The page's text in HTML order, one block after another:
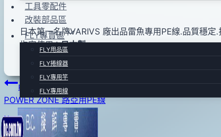
工具零配件
改裝部品區
FLY專賣區
FLY用品區
FLY捲線器
FLY專用竿
FLY專用線
日
2015
年
日本第一名牌VARIVS 廠出品雷魚專用PE線.品質穩
指定使用 !日本製
文
章
導
Previous
POWER ZONE 路亞用PE線
Next
VARIVAS 雷魚線-綠